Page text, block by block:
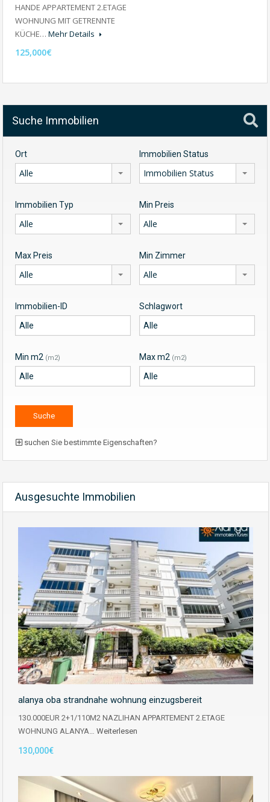
HANDE APPARTEMENT 2.ETAGE
WOHNUNG MIT GETRENNTE
KÜCHE… Mehr Details
125,000€
Suche Immobilien
Ort
Alle
Immobilien Status
Immobilien Status
Immobilien Typ
Alle
Min Preis
Alle
Max Preis
Alle
Min Zimmer
Alle
Immobilien-ID Schlagwort
Min m2 (m2) Max m2 (m2)
suchen Sie bestimmte Eigenschaften?
Ausgesuchte Immobilien
alanya oba strandnahe wohnung einzugsbereit
130.000EUR 2+1/110M2 NAZLIHAN APPARTEMENT 2.ETAGE
WOHNUNG ALANYA… Weiterlesen
130,000€